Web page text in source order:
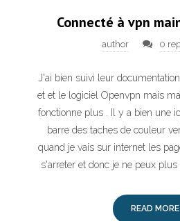
Connecté à vpn
author 0
J'ai bien suivi leur
et et le logiciel Openvpn mais
fonctionne plus . Il y a bien une
barre des taches de couleur
quand je vais sur internet les
s'arreter et donc je ne peux
READ MORE